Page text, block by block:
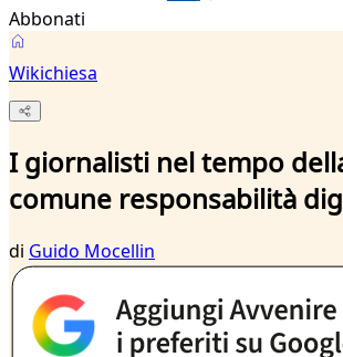
Abbonati
Wikichiesa
I giornalisti nel tempo
comune responsabilità
di Guido Mocellin